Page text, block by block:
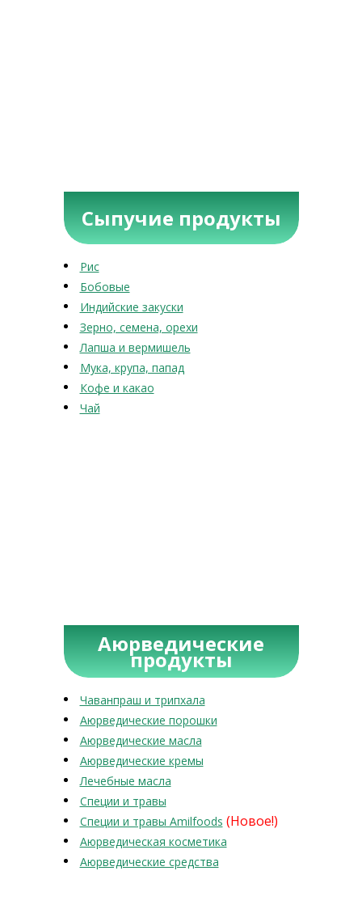
Сыпучие продукты
Рис
Бобовые
Индийские закуски
Зерно, семена, орехи
Лапша и вермишель
Мука, крупа, папад
Кофе и какао
Чай
Аюрведические
продукты
Чаванпраш и трипхала
Аюрведические порошки
Аюрведические масла
Аюрведические кремы
Лечебные масла
Специи и травы
Специи и травы Amilfoods (Новое!)
Аюрведическая косметика
Аюрведические средства